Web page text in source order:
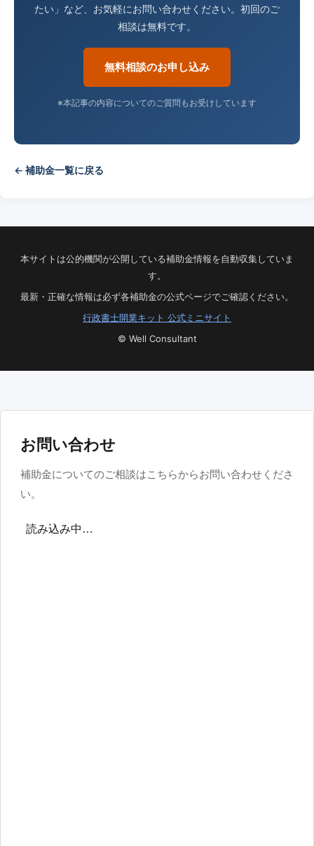
たい」など、お気軽にお問い合わせください。初回のご
相談は無料です。
無料相談のお申し込み
※本記事の内容についてのご質問もお受けしています
← 補助金一覧に戻る
本サイトは公的機関が公開している補助金情報を自動収集していま
す。
最新・正確な情報は必ず各補助金の公式ページでご確認ください。
行政書士開業キット 公式ミニサイト
© Well Consultant
お問い合わせ
補助金についてのご相談はこちらからお問い合わせくださ
い。